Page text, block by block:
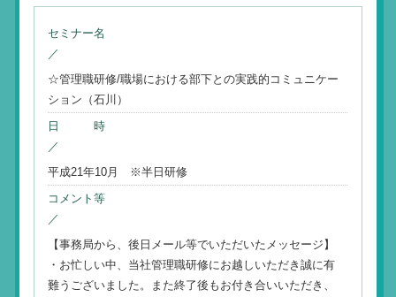
セミナー名
／
☆管理職研修/職場における部下との実践的コミュニケー
ション（石川）
日 時
／
平成21年10月 ※半日研修
コメント等
／
【事務局から、後日メール等でいただいたメッセージ】
・お忙しい中、当社管理職研修にお越しいただき誠に有
難うございました。また終了後もお付き合いいただき、